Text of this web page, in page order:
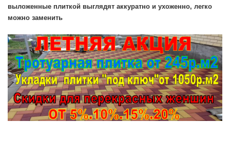
выложенные плиткой выглядят аккуратно и ухоженно, легко
можно заменить